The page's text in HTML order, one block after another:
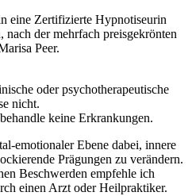
eine Zertifizierte Hypnotiseurin
der mehrfach preisgekrönten
Peer.
oder psychotherapeutische
nicht.
keine Erkrankungen.
emotionaler Ebene dabei, innere
Prägungen zu verändern.
Beschwerden empfehle ich
einen Arzt oder Heilpraktiker.